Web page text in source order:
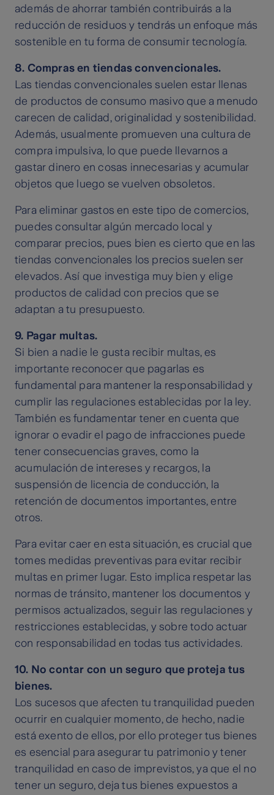
además de ahorrar también contribuirás a la
reducción de residuos y tendrás un enfoque más
sostenible en tu forma de consumir tecnología.
8. Compras en tiendas convencionales.
Las tiendas convencionales suelen estar llenas
de productos de consumo masivo que a menudo
carecen de calidad, originalidad y sostenibilidad.
Además, usualmente promueven una cultura de
compra impulsiva, lo que puede llevarnos a
gastar dinero en cosas innecesarias y acumular
objetos que luego se vuelven obsoletos.
Para eliminar gastos en este tipo de comercios,
puedes consultar algún mercado local y
comparar precios, pues bien es cierto que en las
tiendas convencionales los precios suelen ser
elevados. Así que investiga muy bien y elige
productos de calidad con precios que se
adaptan a tu presupuesto.
9. Pagar multas.
Si bien a nadie le gusta recibir multas, es
importante reconocer que pagarlas es
fundamental para mantener la responsabilidad y
cumplir las regulaciones establecidas por la ley.
También es fundamentar tener en cuenta que
ignorar o evadir el pago de infracciones puede
tener consecuencias graves, como la
acumulación de intereses y recargos, la
suspensión de licencia de conducción, la
retención de documentos importantes, entre
otros.
Para evitar caer en esta situación, es crucial que
tomes medidas preventivas para evitar recibir
multas en primer lugar. Esto implica respetar las
normas de tránsito, mantener los documentos y
permisos actualizados, seguir las regulaciones y
restricciones establecidas, y sobre todo actuar
con responsabilidad en todas tus actividades.
10. No contar con un seguro que proteja tus
bienes.
Los sucesos que afecten tu tranquilidad pueden
ocurrir en cualquier momento, de hecho, nadie
está exento de ellos, por ello proteger tus bienes
es esencial para asegurar tu patrimonio y tener
tranquilidad en caso de imprevistos, ya que el no
tener un seguro, deja tus bienes expuestos a